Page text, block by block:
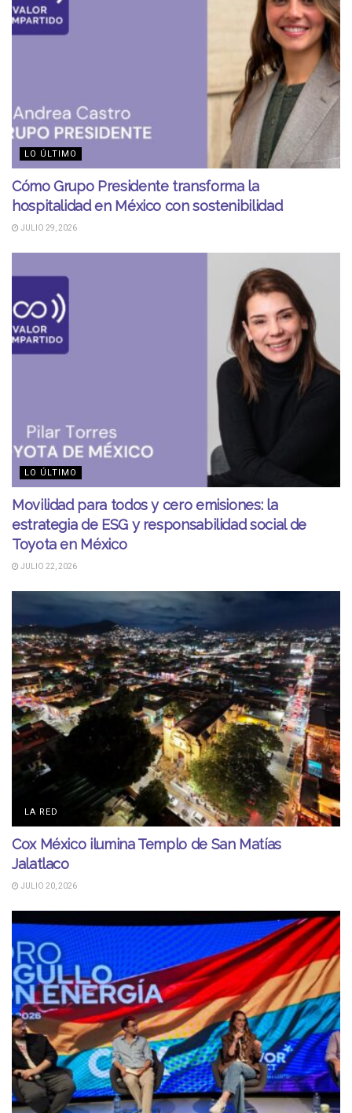
LO ÚLTIMO
Cómo Grupo Presidente transforma la
hospitalidad en México con sostenibilidad
JULIO 29, 2026
LO ÚLTIMO
Movilidad para todos y cero emisiones: la
estrategia de ESG y responsabilidad social de
Toyota en México
JULIO 22, 2026
LA RED
Cox México ilumina Templo de San Matías
Jalatlaco
JULIO 20, 2026